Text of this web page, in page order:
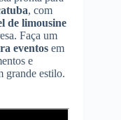
, com
de limousine
Faça um
eventos em
e
grande estilo.